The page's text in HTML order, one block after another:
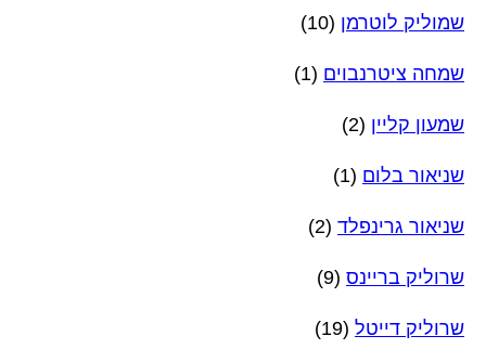
שמוליק לוטרמן (10)
שמחה ציטרנבוים (1)
שמעון קליין (2)
שניאור בלום (1)
שניאור גרינפלד (2)
שרוליק בריינס (9)
שרוליק דייטל (19)